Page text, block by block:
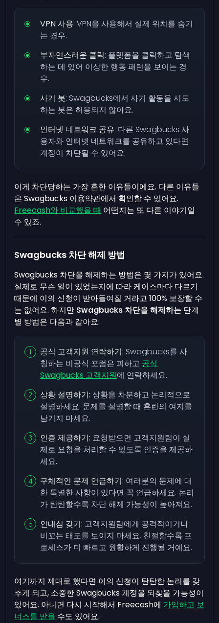
VPN 사용: VPN을 사용해서 실제 위치를 숨기
는 경우.
부자연스러운 클릭: 플랫폼을 클릭하고 탐색
하는 데 있어 이상한 행동 패턴을 보이는 경
우.
사기 봇: Swagbucks에서 사기 활동을 시도
하는 봇은 허용되지 않아요.
인터넷 네트워크 공유: 다른 Swagbucks 사
용자와 인터넷 네트워크를 공유하고 있다면
계정이 차단될 수 있어요.
이게 차단당하는 가장 흔한 이유들이에요. 다른 이유들
은 Swagbucks 이용약관에서 확인할 수 있어요.
Freecash와 비교했을 때 어떤지는 또 다른 이야기일
수 있죠.
Swagbucks 차단 해제 방법
Swagbucks 차단을 해제하는 방법은 몇 가지가 있어요.
실제로 무슨 일이 있었는지에 따라 케이스마다 다르기
때문에 이의 신청이 받아들여질 거라고 100% 보장할 수
는 없어요. 하지만 Swagbucks 차단을 해제하는 단계
별 방법은 다음과 같아요:
공식 고객지원 연락하기: Swagbucks를 사
칭하는 비공식 포럼은 피하고 공식
Swagbucks 고객지원에 연락하세요.
상황 설명하기: 상황을 차분하고 논리적으로
설명하세요. 문제를 설명할 때 혼란의 여지를
남기지 마세요.
인증 제공하기: 요청받으면 고객지원팀이 실
제로 요청을 처리할 수 있도록 인증을 제공하
세요.
구체적인 문제 언급하기: 여러분의 문제에 대
한 특별한 사항이 있다면 꼭 언급하세요. 논리
가 탄탄할수록 차단 해제 가능성이 높아져요.
인내심 갖기: 고객지원팀에게 공격적이거나
비꼬는 태도를 보이지 마세요. 친절할수록 프
로세스가 더 빠르고 원활하게 진행될 거예요.
여기까지 제대로 했다면 이의 신청이 탄탄한 논리를 갖
추게 되고, 소중한 Swagbucks 계정을 되찾을 가능성이
있어요. 아니면 다시 시작해서 Freecash에 가입하고 보
너스를 받을 수도 있어요.